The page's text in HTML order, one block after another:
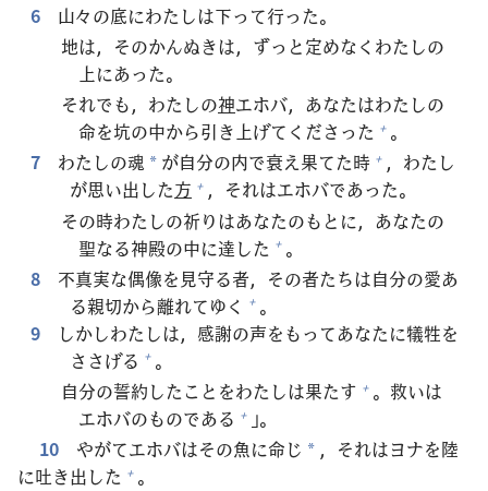
6
山々の底にわたしは下って行った。
地は，そのかんぬきは，ずっと定めなくわたしの
上にあった。
それでも，わたしの神エホバ，あなたはわたしの
命を坑の中から引き 上げてくださった + 。
7
わたしの魂 * が自分の内で衰え果てた時 + ，わたし
が思い出した方 + ，それはエホバであった。
その時わたしの祈りはあなたのもとに，あなたの
聖なる神殿の中に達した + 。
8
不真実な偶像を 見守る者，その者たちは自分の愛あ
る親切から離れてゆく + 。
9
しかしわたしは， 感謝の声をもってあなたに犠牲を
ささげる + 。
自分の誓約したことをわたしは果たす + 。 救いは
エホバのものである + 」。
10
やがてエホバはその魚に命じ * ，それはヨナを陸
に吐き出した + 。